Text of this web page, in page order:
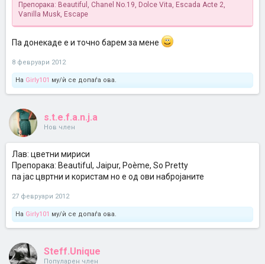
Препорака: Beautiful, Chanel No.19, Dolce Vita, Escada Acte 2,
Vanilla Musk, Escape
Па донекаде е и точно барем за мене
8 февруари 2012
На Girly101 му/ѝ се допаѓа ова.
s.t.e.f.a.n.j.a
Нов член
Лав: цветни мириси
Препорака: Beautiful, Jaipur, Poème, So Pretty
па јас цвртни и користам но е од ови набројаните
27 февруари 2012
На Girly101 му/ѝ се допаѓа ова.
Steff.Unique
Популарен член